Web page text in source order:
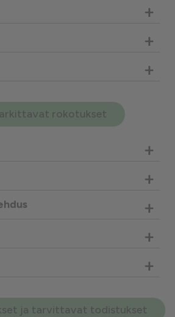
+
+
+
rokotukset
+
+
+
+
+
ja tarvittavat todistukset